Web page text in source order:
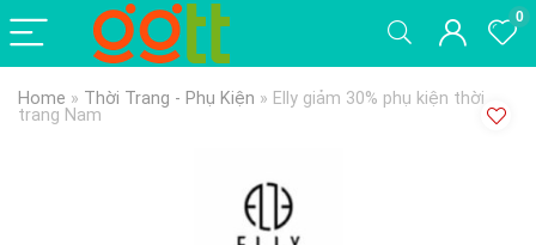
0
Home » Thời Trang - Phụ Kiện » Elly giảm 30% phụ kiện thời
trang Nam